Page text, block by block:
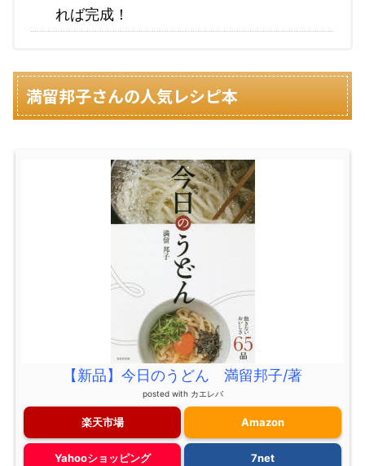
れば完成！
満留邦子さんの人気レシピ本
【新品】今日のうどん 満留邦子/著
posted with カエレバ
楽天市場 Amazon
Yahooショッピング 7net